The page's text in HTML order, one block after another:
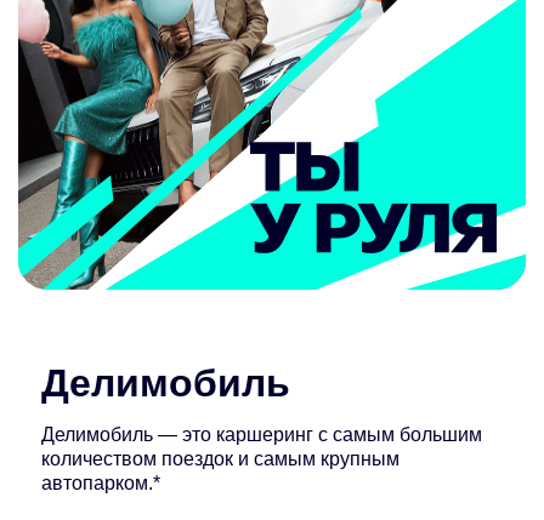
Делимобиль
Делимобиль — это каршеринг с самым большим
количеством поездок и самым крупным
автопарком.*